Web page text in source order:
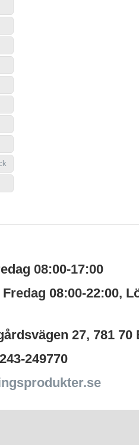
08:00-17:00
08:00-22:00,
27, 781 70
249770